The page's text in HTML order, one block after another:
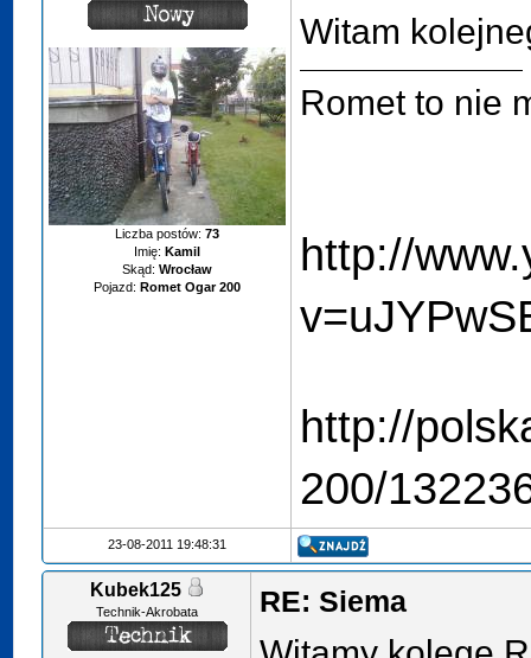
Liczba postów:73
Imię: Kamil
Skąd: Wrocław
Pojazd: Romet Ogar 200
Witam
Romet to nie
http://
http://
200/
23-08-2011 19:48:31
Kubek125
Technik-Akrobata RE: Siema